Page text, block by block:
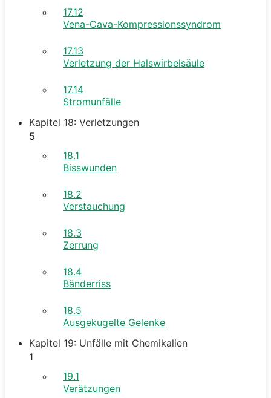
17.12
Vena-Cava-Kompressionssyndrom
17.13
Verletzung der Halswirbelsäule
17.14
Stromunfälle
Kapitel 18: Verletzungen
5
18.1
Bisswunden
18.2
Verstauchung
18.3
Zerrung
18.4
Bänderriss
18.5
Ausgekugelte Gelenke
Kapitel 19: Unfälle mit Chemikalien
1
19.1
Verätzungen